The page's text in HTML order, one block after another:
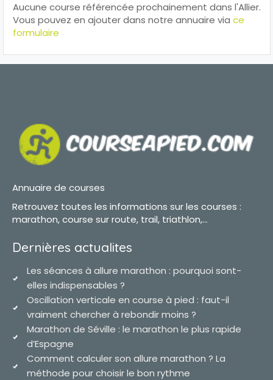
Aucune course référencée prochainement dans l'Allier.
Vous pouvez en ajouter dans notre annuaire via ce
formulaire
Annuaire de courses
Retrouvez toutes les informations sur les courses :
marathon, course sur route, trail, triathlon,...
Dernières actualites
Les séances à allure marathon : pourquoi sont-
elles indispensables ?
Oscillation verticale en course à pied : faut-il
vraiment chercher à rebondir moins ?
Marathon de Séville : le marathon le plus rapide
d’Espagne
Comment calculer son allure marathon ? La
méthode pour choisir le bon rythme